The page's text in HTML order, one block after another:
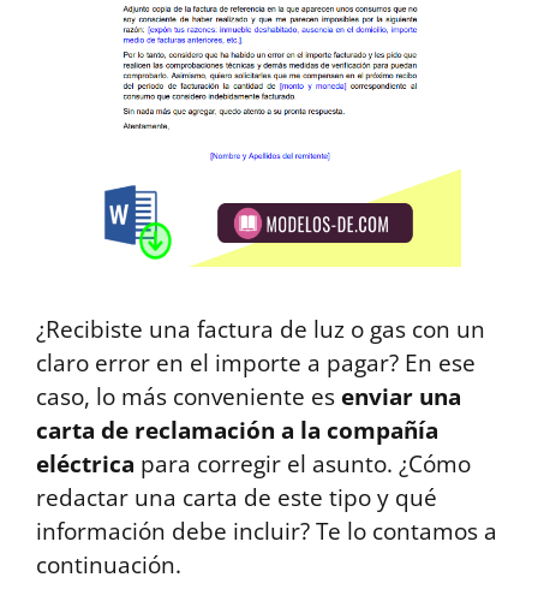
¿Recibiste una factura de luz o gas con un
claro error en el importe a pagar? En ese
caso, lo más conveniente es enviar una
carta de reclamación a la compañía
eléctrica para corregir el asunto. ¿Cómo
redactar una carta de este tipo y qué
información debe incluir? Te lo contamos a
continuación.